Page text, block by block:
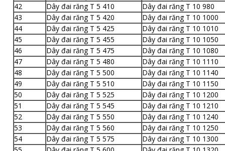
42
Dây đai răng T 5 410
Dây đai răng T 10 980
43
Dây đai răng T 5 420
Dây đai răng T 10 1000
44
Dây đai răng T 5 425
Dây đai răng T 10 1010
45
Dây đai răng T 5 455
Dây đai răng T 10 1050
46
Dây đai răng T 5 475
Dây đai răng T 10 1080
47
Dây đai răng T 5 480
Dây đai răng T 10 1110
48
Dây đai răng T 5 500
Dây đai răng T 10 1140
49
Dây đai răng T 5 510
Dây đai răng T 10 1150
50
Dây đai răng T 5 525
Dây đai răng T 10 1200
51
Dây đai răng T 5 545
Dây đai răng T 10 1210
52
Dây đai răng T 5 550
Dây đai răng T 10 1240
53
Dây đai răng T 5 560
Dây đai răng T 10 1250
54
Dây đai răng T 5 575
Dây đai răng T 10 1300